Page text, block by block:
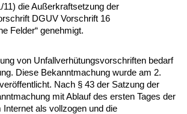
11) die Außerkraftsetzung der
DGUV Vorschrift 16
Felder“ genehmigt.
von Unfallverhütungsvorschriften bedarf
Diese Bekanntmachung wurde am 2.
Nach § 43 der Satzung der
mit Ablauf des ersten Tages der
Internet als vollzogen und die